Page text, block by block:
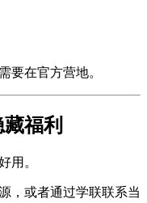
要在官方营地。
福利
用。
，或者通过学联联系当